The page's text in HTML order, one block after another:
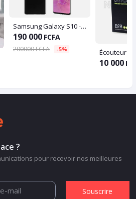
Samsung Galaxy S10 - 6.1" - 4G - 8RAM -128 Go - 16Mpx - 2xSIM
190 000 FCFA
200000 FCFA -5% Écouteur
10 000
?
pour recevoir nos meilleures
Souscrire